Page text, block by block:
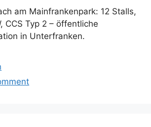
am Mainfrankenpark: 12 Stalls,
CCS Typ 2 – öffentliche
in Unterfranken.